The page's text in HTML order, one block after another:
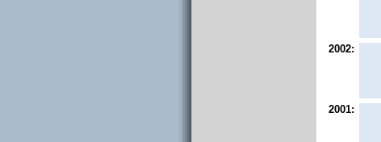
2002:
2001: